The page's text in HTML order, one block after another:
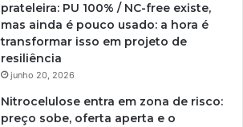
prateleira: PU 100% / NC-free existe,
mas ainda é pouco usado: a hora é
transformar isso em projeto de
resiliência
junho 20, 2026
Nitrocelulose entra em zona de risco:
preço sobe, oferta aperta e o